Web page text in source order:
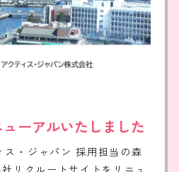
ーアルいたしました
ス・ジャパン 採用担当の森
リクルートサイトをリニュ